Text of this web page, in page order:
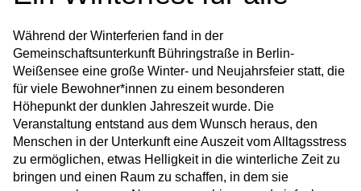
Einrichtungen
Ethik und Werte
Jobs
Während der Winterferien fand in der
Gemeinschaftsunterkunft Bühringstraße in Berlin-
Weißensee eine große Winter- und Neujahrsfeier statt, die
für viele Bewohner*innen zu einem besonderen
Höhepunkt der dunklen Jahreszeit wurde. Die
Veranstaltung entstand aus dem Wunsch heraus, den
Menschen in der Unterkunft eine Auszeit vom Alltagsstress
zu ermöglichen, etwas Helligkeit in die winterliche Zeit zu
bringen und einen Raum zu schaffen, in dem sie